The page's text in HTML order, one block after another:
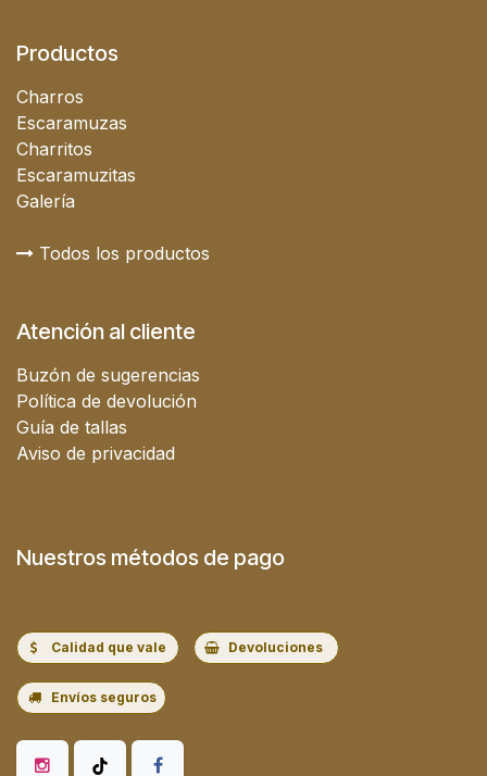
Productos
Charros
Escaramuzas
Charritos
Escaramuzitas
Galería
Todos los productos
Atención al cliente
Buzón de sugerencias
Política de devolución
Guía de tallas
Aviso de privacidad
Nuestros métodos de pago
Calidad que vale Devoluciones
Envíos seguros